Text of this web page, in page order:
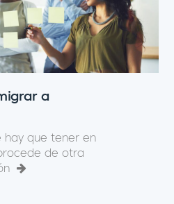
a
hay que tener en
de otra